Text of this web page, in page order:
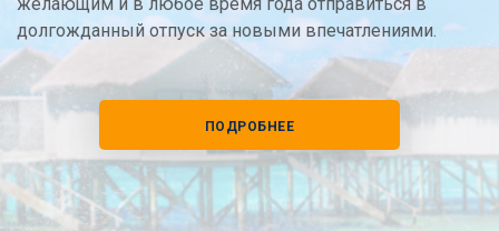
желающим и в любое время года отправиться в
долгожданный отпуск за новыми впечатлениями.
ПОДРОБНЕЕ